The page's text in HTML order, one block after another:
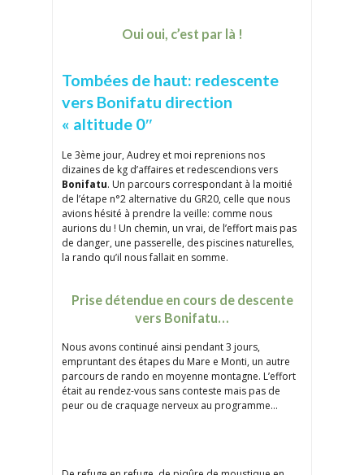
Oui oui, c’est par là !
Tombées de haut: redescente
vers Bonifatu direction
« altitude 0″
Le 3ème jour, Audrey et moi reprenions nos
dizaines de kg d’affaires et redescendions vers
Bonifatu. Un parcours correspondant à la moitié
de l’étape n°2 alternative du GR20, celle que nous
avions hésité à prendre la veille: comme nous
aurions du ! Un chemin, un vrai, de l’effort mais pas
de danger, une passerelle, des piscines naturelles,
la rando qu’il nous fallait en somme.
Prise détendue en cours de descente
vers Bonifatu…
Nous avons continué ainsi pendant 3 jours,
empruntant des étapes du Mare e Monti, un autre
parcours de rando en moyenne montagne. L’effort
était au rendez-vous sans conteste mais pas de
peur ou de craquage nerveux au programme…